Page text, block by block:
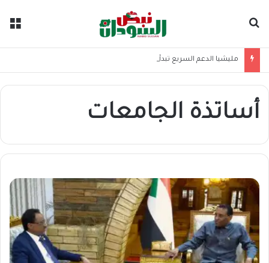
مليشيا الدعم السريع تبدأ تكرير النفط ونهب الخام عبر 4 مصافٍ
أساتذة الجامعات